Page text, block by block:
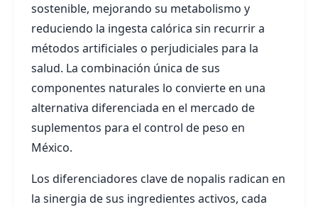
sostenible, mejorando su metabolismo y
reduciendo la ingesta calórica sin recurrir a
métodos artificiales o perjudiciales para la
salud. La combinación única de sus
componentes naturales lo convierte en una
alternativa diferenciada en el mercado de
suplementos para el control de peso en
México.
Los diferenciadores clave de nopalis radican en
la sinergia de sus ingredientes activos, cada